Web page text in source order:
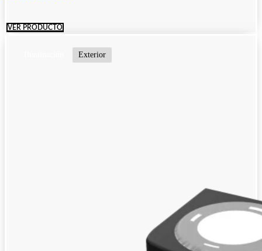
VER PRODUCTO
Exterior